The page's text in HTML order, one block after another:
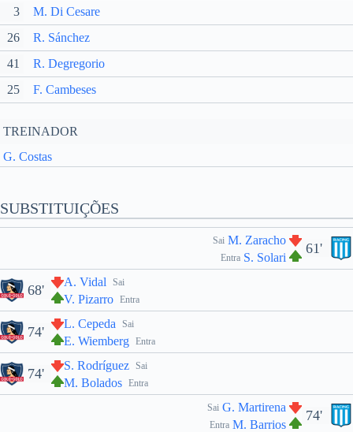
3
M. Di Cesare
26
R. Sánchez
41
R. Degregorio
25
F. Cambeses
TREINADOR
G. Costas
SUBSTITUIÇÕES
61'
Sai M. Zaracho
Entra S. Solari
Sai
A. Vidal
Entra
V. Pizarro
68'
Sai
L. Cepeda
Entra
E. Wiemberg
74'
Sai
S. Rodríguez
Entra
M. Bolados
74'
74'
Sai G. Martirena
Entra M. Barrios